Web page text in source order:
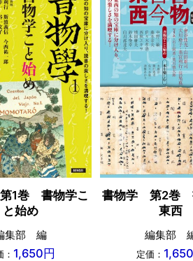
1巻 書物学こ
と始め
集部 編
： 1,650円
書物学 第2巻
東西
編集部
定価：